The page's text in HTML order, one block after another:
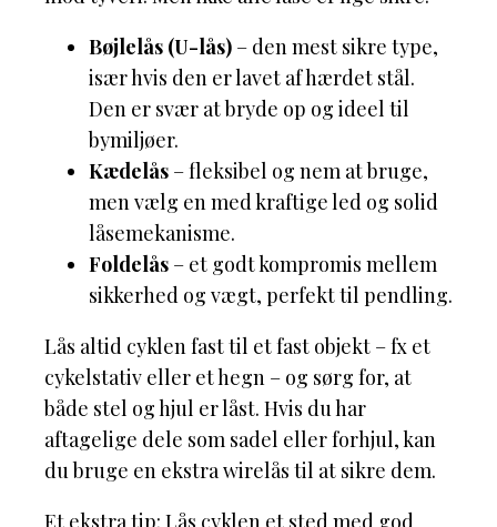
Bøjlelås (U-lås) – den mest sikre type,
især hvis den er lavet af hærdet stål.
Den er svær at bryde op og ideel til
bymiljøer.
Kædelås – fleksibel og nem at bruge,
men vælg en med kraftige led og solid
låsemekanisme.
Foldelås – et godt kompromis mellem
sikkerhed og vægt, perfekt til pendling.
Lås altid cyklen fast til et fast objekt – fx et
cykelstativ eller et hegn – og sørg for, at
både stel og hjul er låst. Hvis du har
aftagelige dele som sadel eller forhjul, kan
du bruge en ekstra wirelås til at sikre dem.
Et ekstra tip: Lås cyklen et sted med god